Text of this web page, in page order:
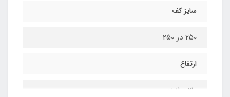
سایز کف
250 در 250
ارتفاع
210 سانت